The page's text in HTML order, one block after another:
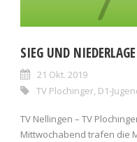
SIEG UND
21 Okt. 2019
TV Plochinger D1-
TV Nellingen – TV
Mittwochabend trafen die